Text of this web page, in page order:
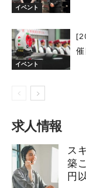
イベント
イベント
催
求人情報
ス
築
円